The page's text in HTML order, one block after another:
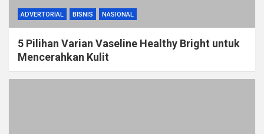
ADVERTORIAL BISNIS NASIONAL
5 Pilihan Varian Vaseline Healthy Bright untuk
Mencerahkan Kulit